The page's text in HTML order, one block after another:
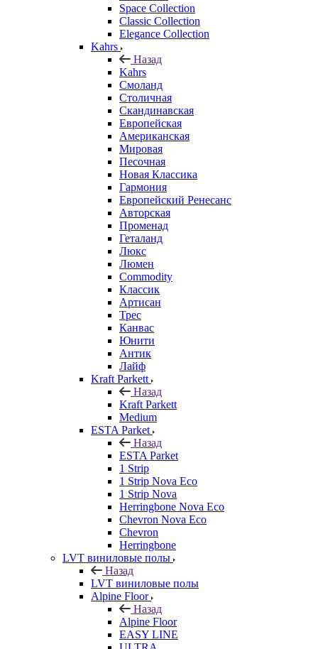
Space Collection
Classic Collection
Elegance Collection
Kahrs
Назад
Kahrs
Смоланд
Столичная
Скандинавская
Европейская
Американская
Мировая
Песочная
Новая Классика
Гармония
Европейский Ренесанс
Авторская
Променад
Геталанд
Люкс
Люмен
Commodity
Классик
Артисан
Трес
Канвас
Юнити
Антик
Лайф
Kraft Parkett
Назад
Kraft Parkett
Medium
ESTA Parket
Назад
ESTA Parket
1 Strip
1 Strip Nova Eco
1 Strip Nova
Herringbone Nova Eco
Chevron Nova Eco
Chevron
Herringbone
LVT виниловые полы
Назад
LVT виниловые полы
Alpine Floor
Назад
Alpine Floor
EASY LINE